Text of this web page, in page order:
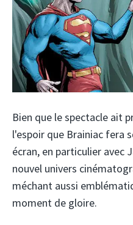
Bien que le spectacle ait
l'espoir que Brainiac fera
écran, en particulier avec
nouvel univers
méchant aussi
moment de gloire.